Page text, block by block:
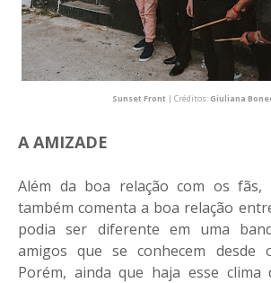
Sunset Front| Créditos: Giuliana
A AMIZADE
Além da boa relação com os fãs,
também comenta a boa relação
podia ser diferente em uma
amigos que se conhecem desde
Porém, ainda que haja esse clima